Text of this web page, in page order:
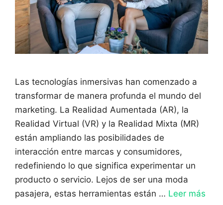
Las tecnologías inmersivas han comenzado a
transformar de manera profunda el mundo del
marketing. La Realidad Aumentada (AR), la
Realidad Virtual (VR) y la Realidad Mixta (MR)
están ampliando las posibilidades de
interacción entre marcas y consumidores,
redefiniendo lo que significa experimentar un
producto o servicio. Lejos de ser una moda
pasajera, estas herramientas están … Leer más